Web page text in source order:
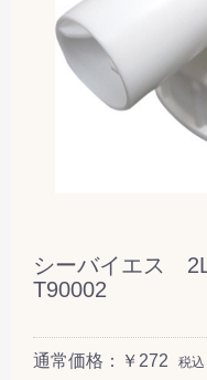
シーバイエス
T90002
通常価格：￥272 税込